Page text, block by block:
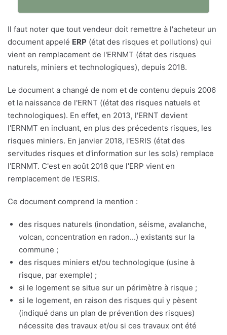
Il faut noter que tout vendeur doit remettre à l'acheteur un
document appelé ERP (état des risques et pollutions) qui
vient en remplacement de l'ERNMT (état des risques
naturels, miniers et technologiques), depuis 2018.
Le document a changé de nom et de contenu depuis 2006
et la naissance de l'ERNT ((état des risques natuels et
technologiques). En effet, en 2013, l'ERNT devient
l'ERNMT en incluant, en plus des précedents risques, les
risques miniers. En janvier 2018, l'ESRIS (état des
servitudes risques et d'information sur les sols) remplace
l'ERNMT. C'est en août 2018 que l'ERP vient en
remplacement de l'ESRIS.
Ce document comprend la mention :
des risques naturels (inondation, séisme, avalanche,
volcan, concentration en radon...) existants sur la
commune ;
des risques miniers et/ou technologique (usine à
risque, par exemple) ;
si le logement se situe sur un périmètre à risque ;
si le logement, en raison des risques qui y pèsent
(indiqué dans un plan de prévention des risques)
nécessite des travaux et/ou si ces travaux ont été